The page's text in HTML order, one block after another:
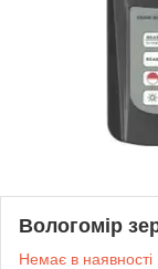
Вологомір
Немає в наявності